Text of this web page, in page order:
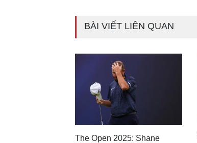
BÀI VIẾT LIÊN QUAN
The Open 2025: Shane